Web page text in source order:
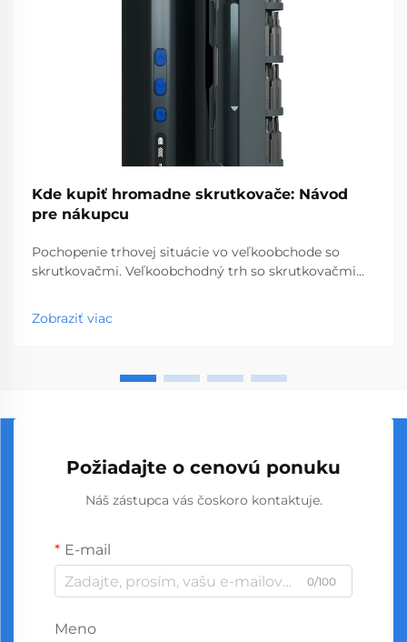
Kde kupiť hromadne skrutkovače: Návod
pre nákupcu
Pochopenie trhovej situácie vo veľkoobchode so
skrutkovačmi. Veľkoobchodný trh so skrutkovačmi
nástrojov, ktorý obsluhuje podniky od obchodov so
stavebninami až po stavebné spoločnosti. S
Zobraziť viac
Požiadajte o cenovú ponuku
Náš zástupca vás čoskoro kontaktuje.
E-mail
0/100
Meno